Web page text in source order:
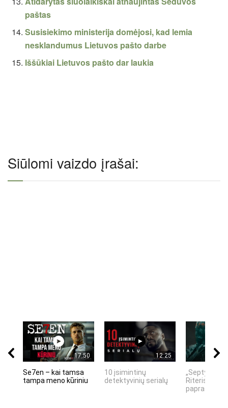
paštas
Susisiekimo ministerija domėjosi, kad lemia
nesklandumus Lietuvos pašto darbe
Iššūkiai Lietuvos pašto dar laukia
Siūlomi vaizdo įrašai:
17:50
Se7en – kai tamsa
tampa meno kūriniu
12:25
10 įsimintinų
detektyvinių serialų
„Septynių
Riteris" – kai